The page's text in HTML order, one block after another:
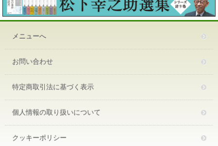
メニューへ
お問い合わせ
特定商取引法に基づく表示
個人情報の取り扱いについて
クッキーポリシー